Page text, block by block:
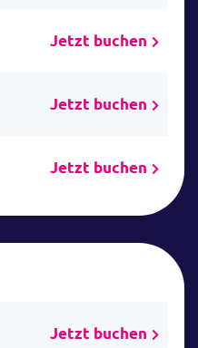
Jetzt buchen
Jetzt buchen
Jetzt buchen
Jetzt buchen